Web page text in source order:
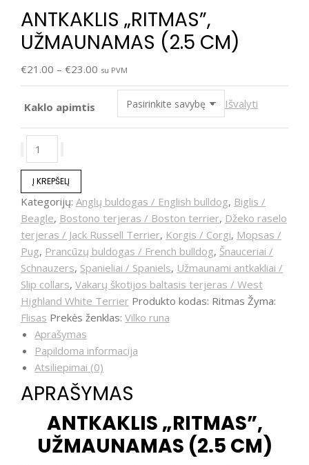
ANTKAKLIS „RITMAS”,
UŽMAUNAMAS (2.5 CM)
€21.00 – €23.00 su PVM
Kaklo apimtis Išvalyti
Į KREPŠELĮ
Kategorijų: Anglų buldogas / English bulldog, Biglis /
Beagle, Bostono terjeras / Boston terrier, Džeko raselo
terjeras / Jack Russell Terrier, Korgis / Corgi, Mopsas /
Pug, Prancūzų buldogas / French bulldog, Šnauceriai /
Schnauzers, Spanieliai / Spaniels, Užmaunami antkakliai /
Slip collars, Vakarų škotijos baltasis terjeras / West
Highland White Terrier Produkto kodas: Ritmas Žyma:
Flisas Prekės ženklas: Vilko runa
Aprašymas
Papildoma informacija
Atsiliepimai (0)
APRAŠYMAS
ANTKAKLIS „RITMAS”,
UŽMAUNAMAS (2.5 CM)